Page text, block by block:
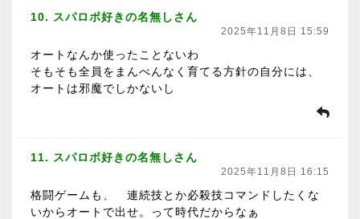
10. スパロボ好きの名無しさん
2025年11月8日 15:59
オートなんか使ったことないわ
そもそも全員をまんべんなく育てる方針の自分には、
オートは邪魔でしかないし
11. スパロボ好きの名無しさん
2025年11月8日 16:15
格闘ゲームも、 連続技とか必殺技コマンドしたくな
いからオートで出せ。って時代だからなぁ